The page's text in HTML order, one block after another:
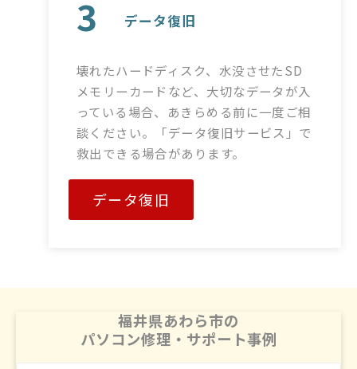
3 データ復旧
壊れたハードディスク、水没させたSD
メモリーカードなど、大切なデータが入
っている場合、あきらめる前に一度ご相
談ください。「データ復旧サービス」で
救出できる場合があります。
データ復旧
福井県あわら市の
パソコン修理・サポート事例